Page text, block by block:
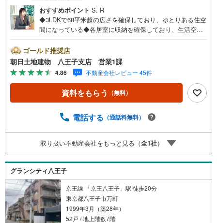
おすすめポイント S. R
◆3LDKで68平米超の広さを確保しており、ゆとりある住空
間になっている◆各居室に収納を確保しており、生活空間
り、くつろぎスペースや客間、子育て空間として柔軟に活
用できる※バザール会場には、ベビーベッドや キッズスペ
ースをご用意しております。 小さなお子様連れでも、安
心してご来場ください！資料請求、住宅ローンのご相談な
どお気軽にお問合せください！スタッフ25名でお客様がご
覧になったことのない情報を多数ご用意しております。イ
います！ご案内時に他物件もご紹介可能です。 担当営業へ
寄り駅等でお待ち合わせ、弊社へのご来社など、ご相談く
ださい。ご希望があれば周辺環境、お客様の希望に合わせ
た物件などもご案内をいたします。お住まい探しは朝日土
地建物（株）八王子店 営業1課にお任せください！
ゴールド推奨店
朝日土地建物 八王子支店 営業1課
4.86 不動産会社レビュー 45件
資料をもらう （無料）
電話する （通話料無料）
取り扱い不動産会社をもっと見る（全1社）
グランシティ八王子
京王線 「京王八王子」駅 徒歩20分
東京都八王子市万町
1999年3月（築28年）
52戸 / 地上階数7階